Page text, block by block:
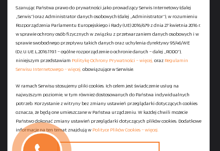
+48729-133-333
biuro@601144444.pl
Kontakt
Regulamin serwisu
Polityka Ochrony Prywatności
Polityka Plików Cookies
Szanując Państwa prawo do prywatności jako prowadzący Serwis Internetowy (dalej
„Serwis”) oraz Administrator danych osobowych (dalej „Administrator”), w rozumieniu
Rozporządzenia Parlamentu Europejskiego i Rady (UE) 2016/679 z dnia 27 kwietnia 2016 r.
w sprawie ochrony osób fizycznych w związku z przetwarzaniem danych osobowych i w
sprawie swobodnego przepływu takich danych oraz uchylenia dyrektywy 95/46/WE
(Dz.U.UE.L.2016.119.1 – ogólne rozporządzenie o ochronie danych – dalej „RODO”),
niniejszym przedstawiam Politykę Ochrony Prywatności – więcej, oraz Regulamin
Serwisu Internetowego – więcej, obowiązujące w Serwisie.
W ramach Serwisu stosujemy pliki cookies. Ich celem jest świadczenie usług na
najwyższym poziomie, w tym również dostosowanych do Państwa indywidualnych
potrzeb. Korzystanie z witryny bez zmiany ustawień przeglądarki dotyczących cookies
oznacza, że będą one umieszczane w Państwa urządzeniu. W każdej chwili możecie
Państwo dokonać zmiany ustawień przeglądarki dotyczących plików cookies. Dodatkowe
informacje na ten temat znajdują w Polityce Plików Cookies – więcej.